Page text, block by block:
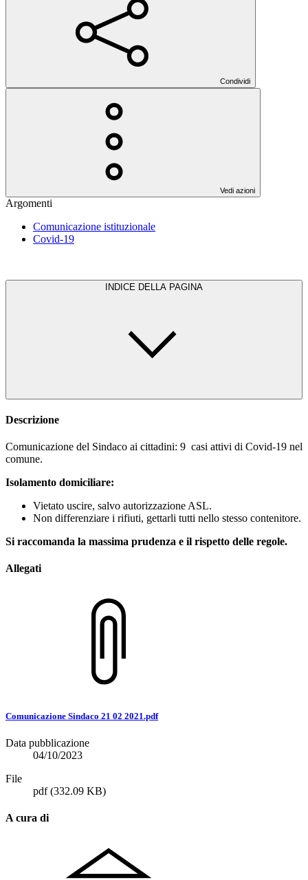
Condividi
Vedi azioni
Argomenti
Comunicazione istituzionale
Covid-19
INDICE DELLA PAGINA
Descrizione
Comunicazione del Sindaco ai cittadini: 9 casi attivi di Covid-19 nel
comune.
Isolamento domiciliare:
Vietato uscire, salvo autorizzazione ASL.
Non differenziare i rifiuti, gettarli tutti nello stesso contenitore.
Si raccomanda la massima prudenza e il rispetto delle regole.
Allegati
Comunicazione Sindaco 21 02 2021.pdf
Data pubblicazione
04/10/2023
File
pdf(332.09 KB)
A cura di